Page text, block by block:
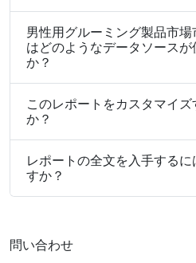
男性用グルーミング製品市
はどのようなデータソース
か？
このレポートをカスタマイ
か？
レポートの全文を入手する
すか？
問い合わせ